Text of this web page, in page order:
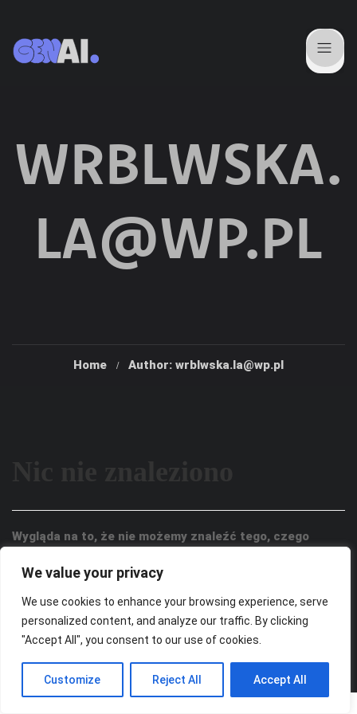
We value your privacy
We use cookies to enhance your browsing experience, serve
personalized content, and analyze our traffic. By clicking
"Accept All", you consent to our use of cookies.
Customize Reject All Accept All
WRBLWSKA.
LA@WP.PL
Home Author: wrblwska.la@wp.pl
Wygląda na to, że nie możemy znaleźć tego, czego